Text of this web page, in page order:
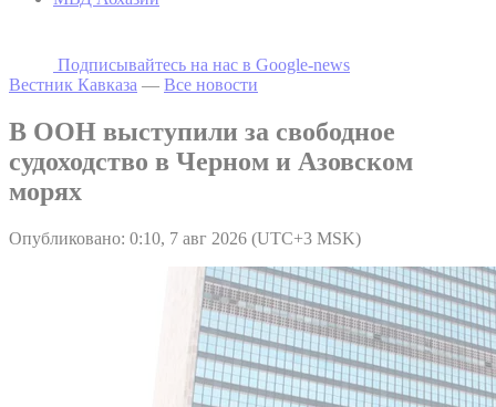
Подписывайтесь на наc в Google-news
Вестник Кавказа — Все новости
В ООН выступили за свободное
судоходство в Черном и Азовском
морях
Опубликовано: 0:10, 7 авг 2026 (UTC+3 MSK)